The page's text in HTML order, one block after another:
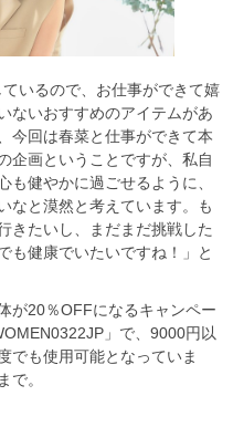
いるので、お仕事ができて嬉
ないおすすめのアイテムがあ
今回は春菜と仕事ができて本
企画ということですが、私自
健やかに過ごせるように、
なと漠然と考えています。も
きたいし、まだまだ挑戦した
も健康でいたいですね！」と
が20％OFFになるキャンペー
」で、9000円以
でも使用可能となっていま
で。